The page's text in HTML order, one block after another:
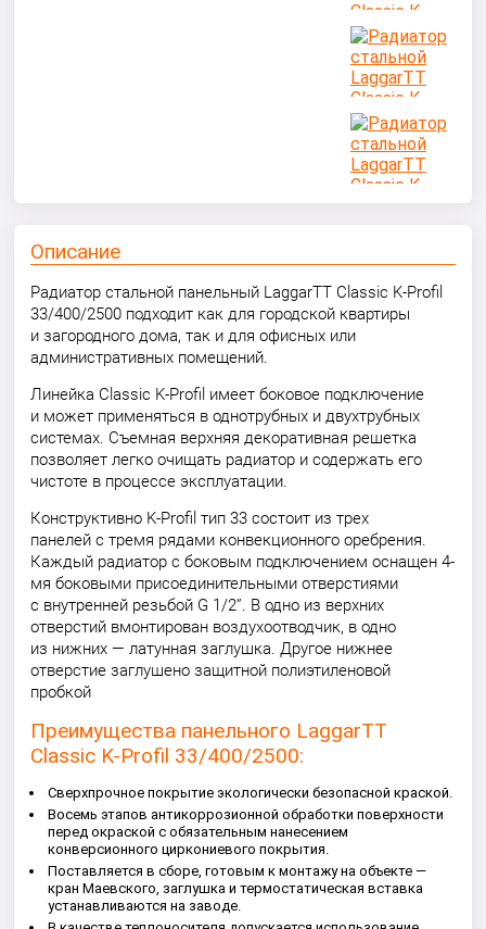
Описание
Радиатор стальной панельный LaggarTT Classic K-Profil
33/400/2500 подходит как для городской квартиры
и загородного дома, так и для офисных или
административных помещений.
Линейка Classic K-Profil имеет боковое подключение
и может применяться в однотрубных и двухтрубных
системах. Съемная верхняя декоративная решетка
позволяет легко очищать радиатор и содержать его
чистоте в процессе эксплуатации.
Конструктивно K-Profil тип 33 состоит из трех
панелей с тремя рядами конвекционного оребрения.
Каждый радиатор с боковым подключением оснащен 4-
мя боковыми присоединительными отверстиями
с внутренней резьбой G 1/2”. В одно из верхних
отверстий вмонтирован воздухоотводчик, в одно
из нижних — латунная заглушка. Другое нижнее
отверстие заглушено защитной полиэтиленовой
пробкой
Преимущества панельного LaggarTT
Classic K-Profil 33/400/2500:
Сверхпрочное покрытие экологически безопасной краской.
Восемь этапов антикоррозионной обработки поверхности
перед окраской с обязательным нанесением
конверсионного циркониевого покрытия.
Поставляется в сборе, готовым к монтажу на объекте —
кран Маевского, заглушка и термостатическая вставка
устанавливаются на заводе.